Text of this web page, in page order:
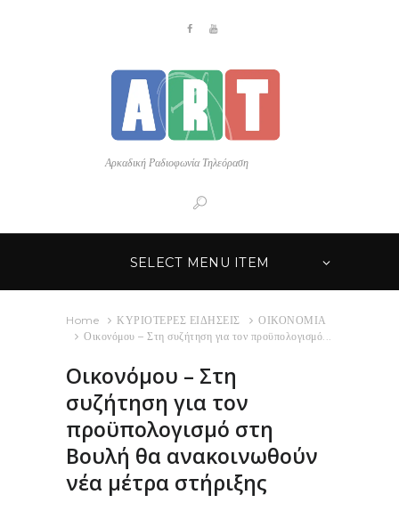
Αρκαδική Ραδιοφωνία Τηλεόραση
SELECT MENU ITEM
Home ΚΥΡΙΟΤΕΡΕΣ ΕΙΔΗΣΕΙΣ
ΟΙΚΟΝΟΜΙΑ
Οικονόμου – Στη συζήτηση για τον προϋπολογισμό...
Οικονόμου – Στη
συζήτηση για τον
προϋπολογισμό στη
Βουλή θα ανακοινωθούν
νέα μέτρα στήριξης